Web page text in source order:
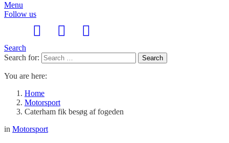
Menu
Follow us
Search
Search for:
Search
You are here:
Home
Motorsport
Caterham fik besøg af fogeden
in Motorsport